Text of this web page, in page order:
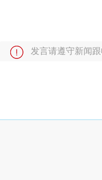
发言请遵守新闻